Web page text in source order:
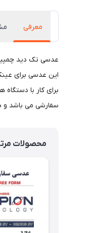
معرفی
برای کار با
سفارشی می باشد و برای مشاوره و
محصولات